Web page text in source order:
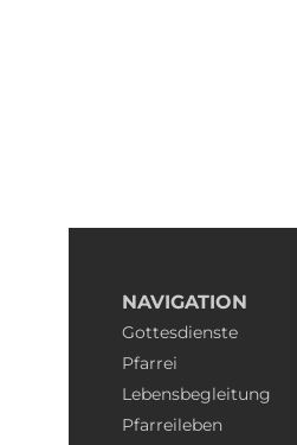
NAVIGATION
Gottesdienste
Pfarrei
Lebensbegleitung
Pfarreileben